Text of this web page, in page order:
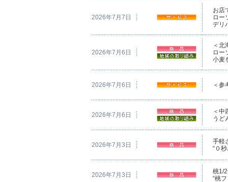
2026年7月7日
お店
ロー
デリ
2026年7月6日
＜北
ロー
小麦
2026年7月6日 ＜参
2026年7月6日
＜中
うど
2026年7月3日
手軽
“０
2026年7月3日
桃1/
“桃